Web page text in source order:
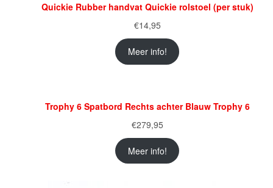
Quickie Rubber handvat Quickie rolstoel (per stuk)
€14,95
Meer info!
Trophy 6 Spatbord Rechts achter Blauw Trophy 6
€279,95
Meer info!